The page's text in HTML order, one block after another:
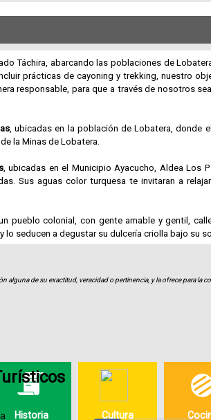
Táchira, abarcando las poblaciones de
prácticas de cayoning y trekking, nuestro
responsable, para que a través de nosotros
, ubicadas en la población de Lobatera, donde
la Minas de Lobatera.
, ubicadas en el Municipio Ayacucho, Aldea Los
Sus aguas color turquesa te invitaran a
pueblo colonial, con gente amable y gentil,
lo seducen a degustar su dulcería criolla bajo su
de su exactitud, veracidad o pertinencia, y la ofrece para la
Historia Cultura